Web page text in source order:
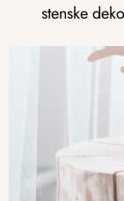
stenske